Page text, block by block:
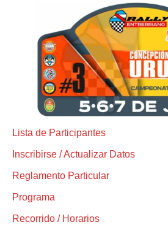
Lista de Participantes
Inscribirse / Actualizar Datos
Reglamento Particular
Programa
Recorrido / Horarios